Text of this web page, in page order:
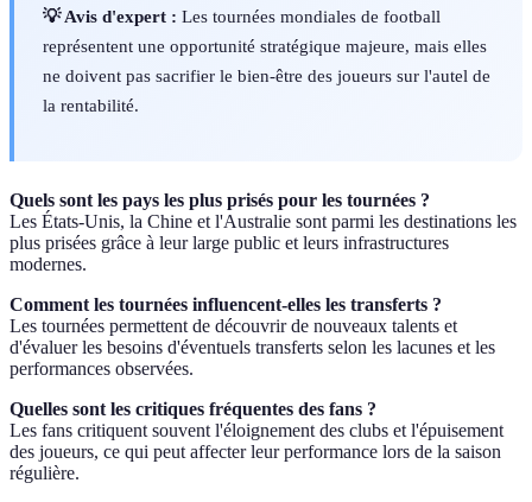
💡 Avis d'expert : Les tournées mondiales de football
représentent une opportunité stratégique majeure, mais elles
ne doivent pas sacrifier le bien-être des joueurs sur l'autel de
la rentabilité.
Quels sont les pays les plus prisés pour les tournées ?
Les États-Unis, la Chine et l'Australie sont parmi les destinations les
plus prisées grâce à leur large public et leurs infrastructures
modernes.
Comment les tournées influencent-elles les transferts ?
Les tournées permettent de découvrir de nouveaux talents et
d'évaluer les besoins d'éventuels transferts selon les lacunes et les
performances observées.
Quelles sont les critiques fréquentes des fans ?
Les fans critiquent souvent l'éloignement des clubs et l'épuisement
des joueurs, ce qui peut affecter leur performance lors de la saison
régulière.